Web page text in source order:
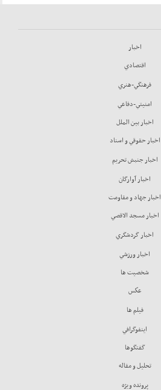
اخبار
اقتصادي
فرهنگي-هنري
امنيتي-دفاعي
اخبار بين الملل
اخبار حقوقي و اسناد
اخبار جنبش تحريم
اخبار آوارگان
اخبار جهاد و مقاومت
اخبار مسجد الاقصي
اخبار گردشگري
اخبار ورزشي
شخصيت ها
عكس
فيلم ها
اينفوگرافي
گفتگوها
تحليل و مقاله
پرونده ويژه